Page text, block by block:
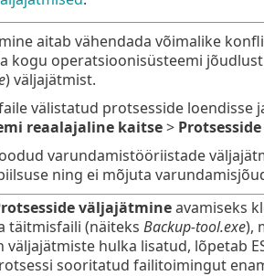
aitab vähendada võimalike
kogu operatsioonisüsteemi
) väljajätmist.
välistatud protsesside loendisse
reaalajaline kaitse>
varundamistööriistade
ning ei mõjuta
väljajätmineavamiseks
täitmisfaili (näiteks Backup-tool.exe),
väljajätmiste hulka lisatud, lõpetab
sooritatud failitoimingut